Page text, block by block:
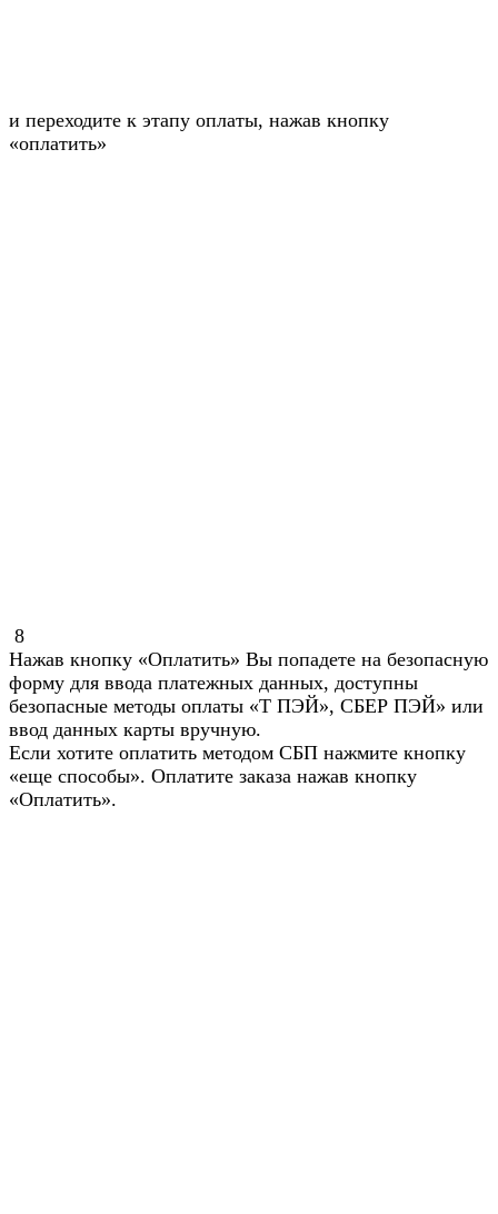
и переходите к этапу оплаты, нажав кнопку
«оплатить»
8
Нажав кнопку «Оплатить» Вы попадете на безопасную
форму для ввода платежных данных, доступны
безопасные методы оплаты «Т ПЭЙ», СБЕР ПЭЙ» или
ввод данных карты вручную.
Если хотите оплатить методом СБП нажмите кнопку
«еще способы». Оплатите заказа нажав кнопку
«Оплатить».